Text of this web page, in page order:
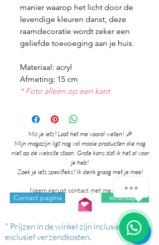
manier waarop het licht door de
levendige kleuren danst, deze
raamdecoratie wordt zeker een
geliefde toevoeging aan je huis.
Materiaal: acryl
Afmeting; 15 cm
* Foto alleen op een kant
Mis je iets? Laat het me vooral weten! 🎉
Mijn magazijn ligt nog vol mooie producten die nog
niet op de website staan. Grote kans dat ik het al voor
je heb!
Zoek je iets specifieks? Ik denk graag met je mee!
Neem gerust contact met me op via:
Contact pagina whatsapp
* Prijzen in de winkel zijn inclusief btw en
exclusief verzendkosten.